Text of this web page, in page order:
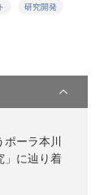
研究開発
ポーラ本川
」に辿り着